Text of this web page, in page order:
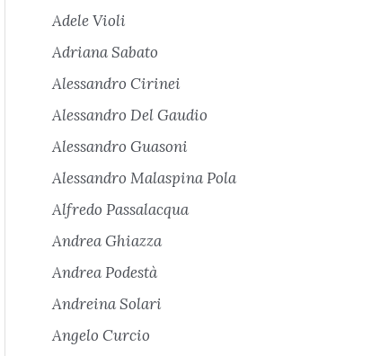
Adele Violi
Adriana Sabato
Alessandro Cirinei
Alessandro Del Gaudio
Alessandro Guasoni
Alessandro Malaspina Pola
Alfredo Passalacqua
Andrea Ghiazza
Andrea Podestà
Andreina Solari
Angelo Curcio